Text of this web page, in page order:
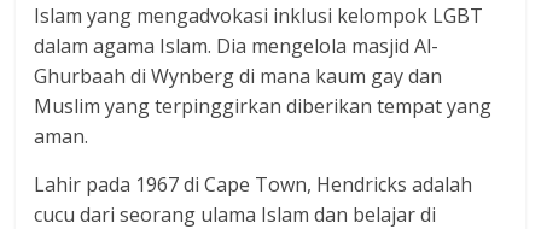
Islam yang mengadvokasi inklusi kelompok LGBT
dalam agama Islam. Dia mengelola masjid Al-
Ghurbaah di Wynberg di mana kaum gay dan
Muslim yang terpinggirkan diberikan tempat yang
aman.
Lahir pada 1967 di Cape Town, Hendricks adalah
cucu dari seorang ulama Islam dan belajar di